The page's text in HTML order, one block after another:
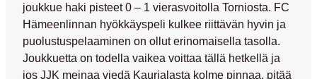
joukkue haki pisteet 0 – 1 vierasvoitolla Torniosta. FC
Hämeenlinnan hyökkäyspeli kulkee riittävän hyvin ja
puolustuspelaaminen on ollut erinomaisella tasolla.
Joukkuetta on todella vaikea voittaa tällä hetkellä ja
jos JJK meinaa viedä Kaurialasta kolme pinnaa, pitää